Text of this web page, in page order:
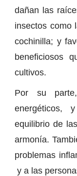
dañan las
insectos como
cochinilla; y
beneficiosos
cultivos.
Por su
energéticos,
equilibrio de
armonía.
problemas
y a las